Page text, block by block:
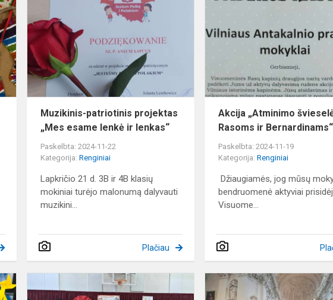
dirbtuvės
„Žaliasis
raštingumas“
„Mes
lenkas“
Muzikinis-patriotinis projektas
„Mes esame lenkė ir lenkas“
Paskelbta: 2024-11-22
Kategorija:Renginiai
Lapkričio 21 d. 3B ir 4B klasių
mokiniai turėjo malonumą dalyvauti
muzikini...
Plačiau
Akcija „Atminimo
Rasoms ir Bernardinams“
Paskelbta: 2024-11-19
Kategorija:Renginiai
Džiaugiamės, jog mūsų
bendruomenė aktyviai
Visuome...
15
Lenkijos
nepriklausomybės